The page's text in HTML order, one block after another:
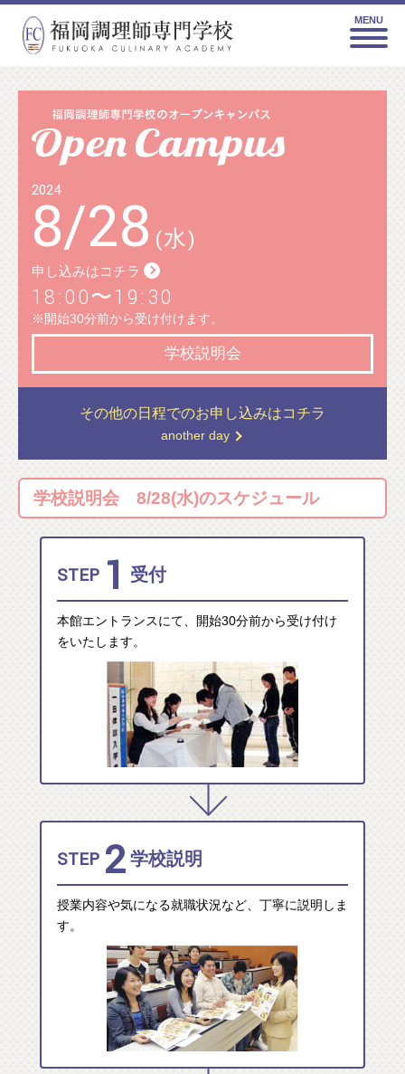
MENU
2024
8/28 (水)
申し込みはコチラ
18:00〜19:30
※開始30分前から受け付けます。
学校説明会
その他の日程でのお申し込みはコチラ
another day
学校説明会 8/28(水)のスケジュール
STEP 1 受付
本館エントランスにて、開始30分前から受け付け
をいたします。
STEP 2 学校説明
授業内容や気になる就職状況など、丁寧に説明しま
す。